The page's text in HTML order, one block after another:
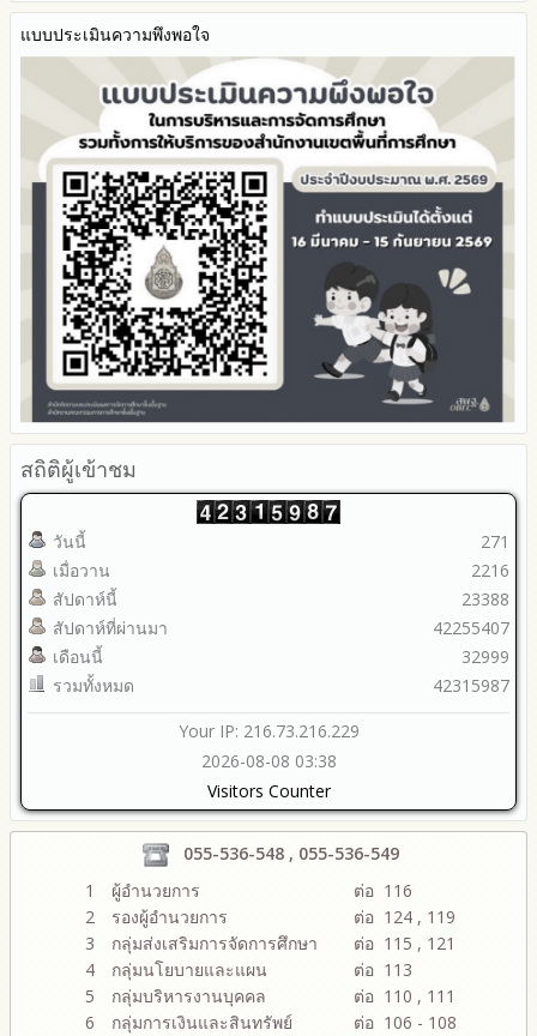
BRSS
ACC Tak2
ข้อมูลสถิติการให้บริการ
มาตรการส่งเสริมคุณธรรมและความโปร่งใสภายใน สพท.
การนำผลการประเมิน ITA ไปสู่การพัฒนาองค์กร
รายงานผลการดำเนินการเพื่อส่งเสริมคุณธรรมและความโปร่งใส
ภายใน สพท. ประจำปีงบประมาณ
แบบประเมินความพึงพอใจ
สถิติผู้เข้าชม
วันนี้
เมื่อวาน
สัปดาห์นี้
สัปดาห์ที่ผ่านมา
เดือนนี้
รวมทั้งหมด
271
2216
23388
42255407
32999
42315987
Your IP: 216.73.216.229
2026-08-08 03:38
Visitors Counter
055-536-548 , 055-536-549
1
ผู้อำนวยการ
ต่อ 116
2
รองผู้อำนวยการ
ต่อ 124 , 119
3
กลุ่มส่งเสริมการจัดการศึกษา
ต่อ 115 , 121
4
กลุ่มนโยบายและแผน
ต่อ 113
5
กลุ่มบริหารงานบุคคล
ต่อ 110 , 111
6
กลุ่มการเงินและสินทรัพย์
ต่อ 106 - 108